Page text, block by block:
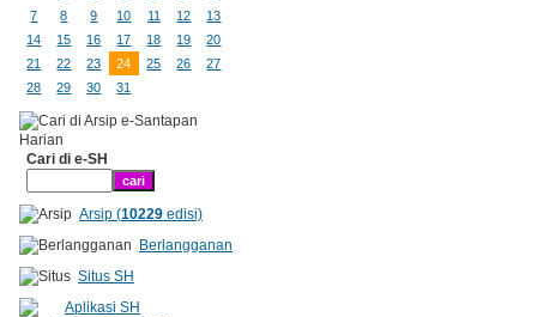
7
8 9 10 11 12
13
14
15 16 17 18 19
20
21
22 23 24 25 26
27
28
29 30 31
Cari di e-SH
Arsip (10229edisi)
Berlangganan
Situs SH
Aplikasi SH